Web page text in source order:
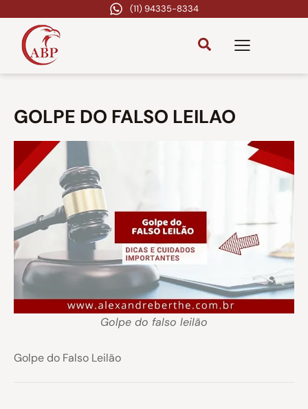
(11) 94335-8334
GOLPE DO FALSO LEILAO
Golpe do falso leilão
Golpe do Falso Leilão